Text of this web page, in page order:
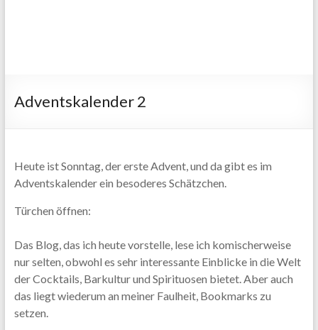
Adventskalender 2
Heute ist Sonntag, der erste Advent, und da gibt es im
Adventskalender ein besoderes Schätzchen.
Türchen öffnen:
Das Blog, das ich heute vorstelle, lese ich komischerweise
nur selten, obwohl es sehr interessante Einblicke in die Welt
der Cocktails, Barkultur und Spirituosen bietet. Aber auch
das liegt wiederum an meiner Faulheit, Bookmarks zu
setzen.